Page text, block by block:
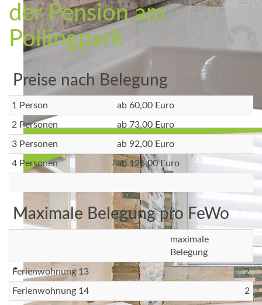
der Pension am
Pollingpark
Preise nach Belegung
1 Person ab 60,00 Euro
2 Personen ab 73,00 Euro
3 Personen ab 92,00 Euro
4 Personen ab 125,00 Euro
Maximale Belegung pro FeWo
maximale
Belegung
Ferienwohnung 13 2
Ferienwohnung 14 2